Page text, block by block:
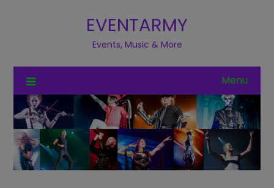
EVENTARMY
Events, Music & More
Menu